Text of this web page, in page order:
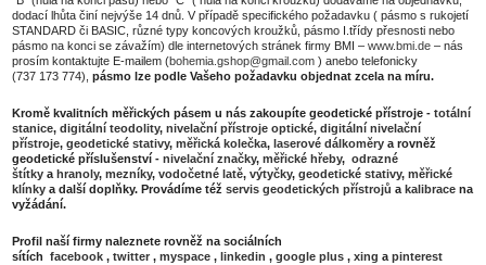
dodací lhůta činí nejvýše 14 dnů. V případě specifického požadavku ( pásmo s rukojetí
STANDARD či BASIC, různé typy koncových kroužků, pásmo I.třídy přesnosti nebo
pásmo na konci se závažím) dle internetových stránek firmy BMI – www.bmi.de– nás
prosím kontaktujte E-mailem (bohemia.gshop@gmail.com) anebo telefonicky
(737 173 774), pásmo lze podle Vašeho požadavku objednat zcela na míru.
Kromě kvalitních měřických pásem u nás zakoupíte geodetické přístroje - totální
stanice, digitální teodolity, nivelační přístroje optické, digitální nivelační
přístroje, geodetické stativy, měřická kolečka, laserové dálkoměrya rovněž
geodetické příslušenství - nivelační značky, měřické hřeby, odrazné
štítkya hranoly, mezníky, vodočetné latě, výtyčky, geodetické stativy, měřické
klínkya další doplňky. Provádíme též servis geodetických přístrojů a kalibracena
vyžádání.
Profil naší firmy naleznete rovněž na sociálních
sítích facebook, twitter, myspace, linkedin , google plus , xing a pinterest